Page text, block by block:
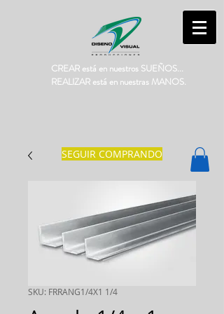
CREAR está en nuestros SUEÑOS...
REALIZAR está en nuestras MANOS.
SKU: FRRANG1/4X1 1/4
SEGUIR COMPRANDO